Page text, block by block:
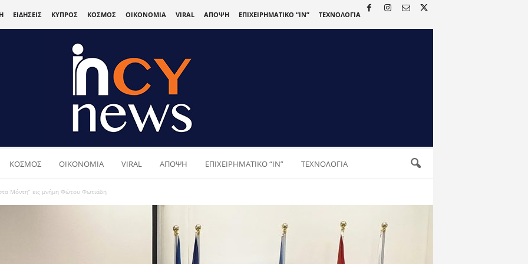
ΕΙΔΗΣΕΙΣ ΚΥΠΡΟΣ ΚΟΣΜΟΣ ΟΙΚΟΝΟΜΙΑ VIRAL ΑΠΟΨΗ ΕΠΙΧΕΙΡΗΜΑΤΙΚΟ “IN” ΤΕΧΝΟΛΟΓΙΑ
ΚΟΣΜΟΣ ΟΙΚΟΝΟΜΙΑ VIRAL ΑΠΟΨΗ ΕΠΙΧΕΙΡΗΜΑΤΙΚΟ “IN” ΤΕΧΝΟΛΟΓΙΑ
Μόντη” εις μνήμη Φώτου Φωτιάδη